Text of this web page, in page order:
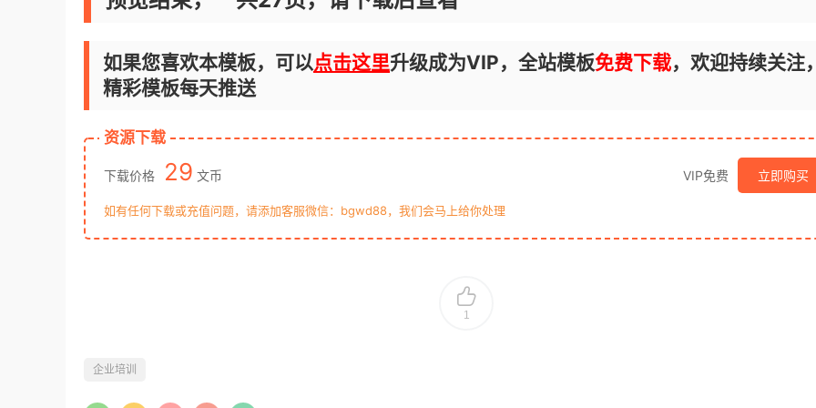
如果您喜欢本模板，可以点击这里升级成为VIP，全站模板免费下载，欢迎持续关注
精彩模板每天推送
资源下载
下载价格 29 文币 VIP免费 立即购买
如有任何下载或充值问题，请添加客服微信：bgwd88，我们会马上给你处理
1
企业培训